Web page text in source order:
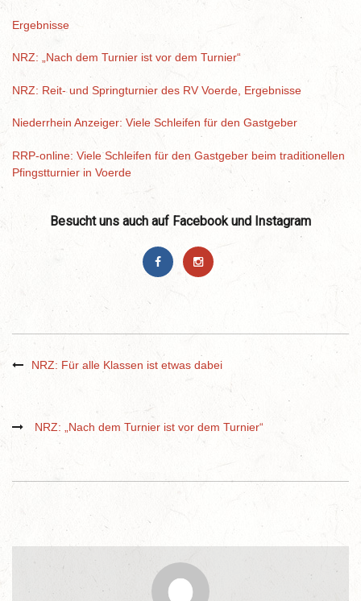
Ergebnisse
NRZ: „Nach dem Turnier ist vor dem Turnier“
NRZ: Reit- und Springturnier des RV Voerde, Ergebnisse
Niederrhein Anzeiger: Viele Schleifen für den Gastgeber
RRP-online: Viele Schleifen für den Gastgeber beim traditionellen
Pfingstturnier in Voerde
Besucht uns auch auf Facebook und Instagram
NRZ: Für alle Klassen ist etwas dabei
NRZ: „Nach dem Turnier ist vor dem Turnier“